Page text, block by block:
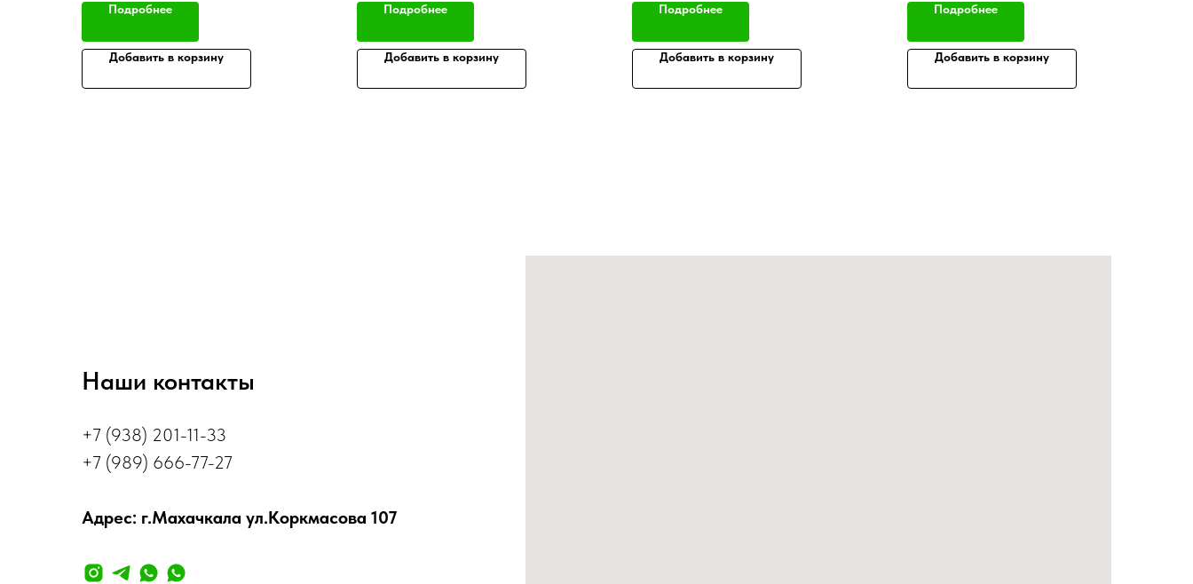
Подробнее
Добавить в корзину
Подробнее
Добавить в корзину
Подробнее
Добавить в корзину
Подробнее
Добавить в корзину
Наши контакты
+7 (938) 201-11-33
+7 (989) 666-77-27
Адрес: г.Махачкала ул.Коркмасова 107